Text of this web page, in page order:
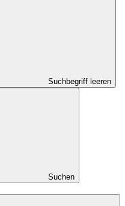
Suchbegriff leeren
Suchen